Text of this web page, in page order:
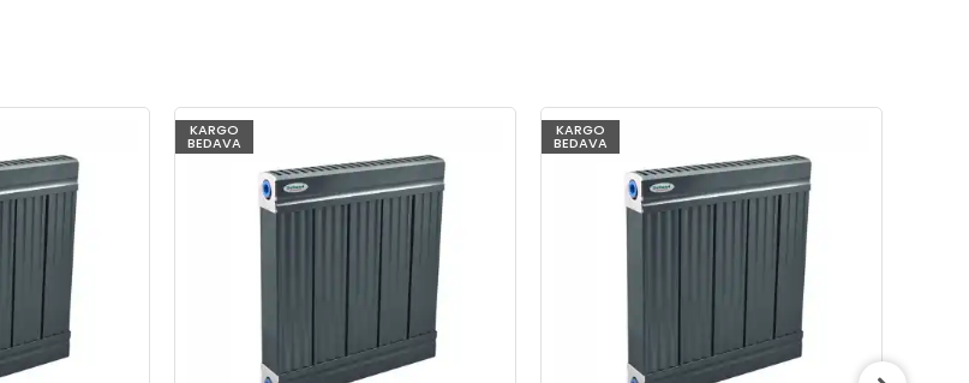
KARGO
BEDAVA
KARGO
BEDAVA